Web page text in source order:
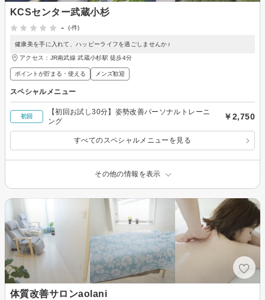
KCSセンター武蔵小杉
-
(-件)
健康美を手に入れて、ハッピーライフを過ごしませんか♪
アクセス：JR南武線 武蔵小杉駅 徒歩4分
ポイントが貯まる・使える メンズ歓迎
スペシャルメニュー
初回
【初回お試し30分】姿勢改善パーソナルトレーニ
ング
￥2,750
すべてのスペシャルメニューを見る
その他の情報を表示
体質改善サロンaolani